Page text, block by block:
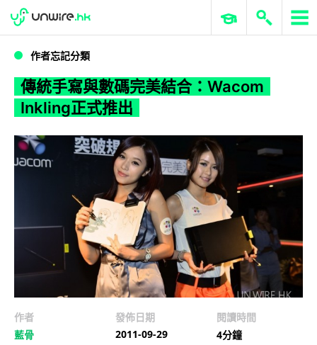
WWDC 2026 ERP 與商業 AI
作者忘記分類
傳統手寫與數碼完美結合：Wacom
Inkling正式推出
作者
藍骨
發佈日期
2011-09-29
閱讀時間
4分鐘